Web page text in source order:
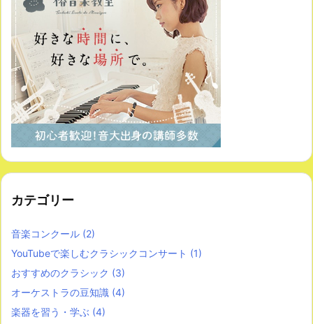
カテゴリー
音楽コンクール (2)
YouTubeで楽しむクラシックコンサート (1)
おすすめのクラシック (3)
オーケストラの豆知識 (4)
楽器を習う・学ぶ (4)